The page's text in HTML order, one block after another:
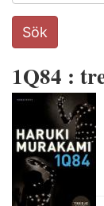
Search
this
Sök
1Q84 :